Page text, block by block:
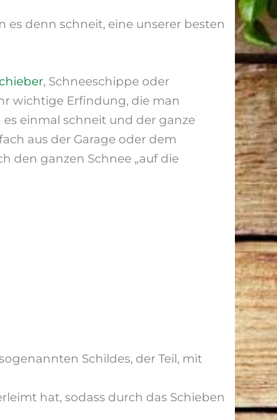
es denn schneit, eine unserer besten
, Schneeschippe oder
wichtige Erfindung, die man
einmal schneit und der ganze
aus der Garage oder dem
den ganzen Schnee „auf die
Schildes, der Teil, mit
hat, sodass durch das Schieben